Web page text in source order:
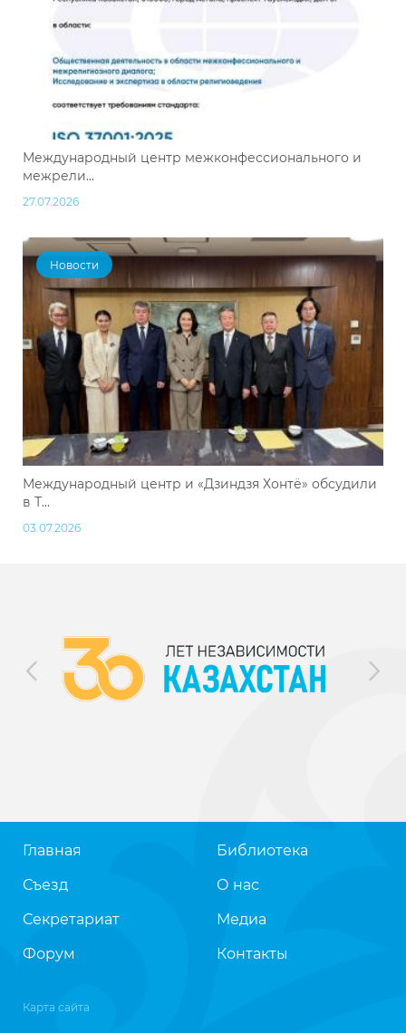
Международный центр межконфессионального и
межрели...
27.07.2026
Новости
Международный центр и «Дзиндзя Хонтё» обсудили
в Т...
03.07.2026
Главная
Съезд
Секретариат
Форум
Библиотека
О нас
Медиа
Контакты
Карта сайта